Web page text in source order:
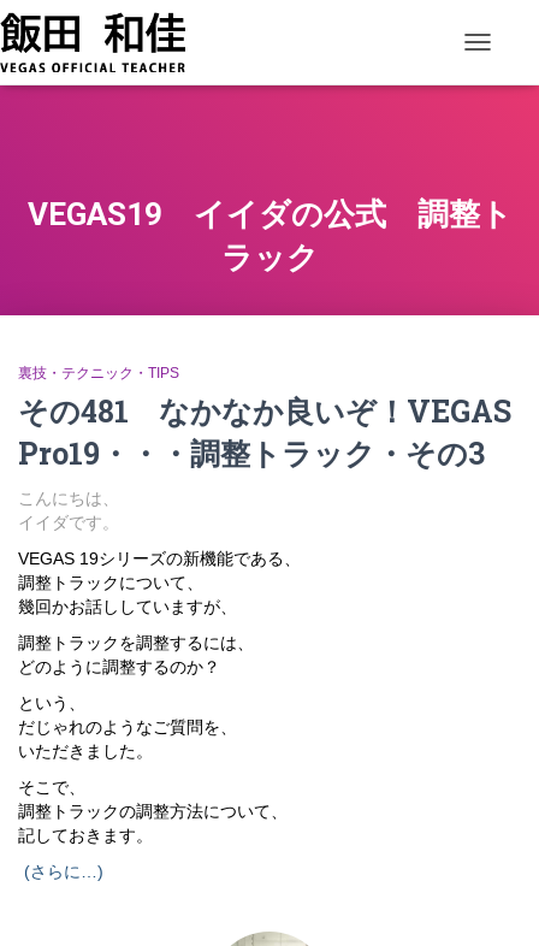
VEGAS19 イイダの公式 調整ト
ラック
裏技・テクニック・TIPS
その481 なかなか良いぞ！VEGAS
Pro19・・・調整トラック・その3
こんにちは、
イイダです。
VEGAS 19シリーズの新機能である、
調整トラックについて、
幾回かお話ししていますが、
調整トラックを調整するには、
どのように調整するのか？
という、
だじゃれのようなご質問を、
いただきました。
そこで、
調整トラックの調整方法について、
記しておきます。
(さらに…)